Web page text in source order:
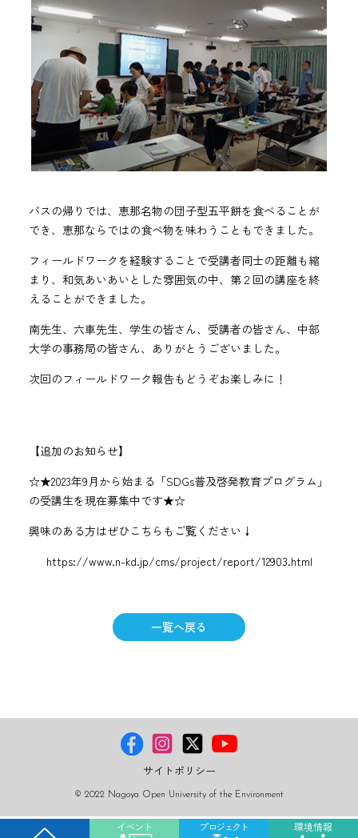
バスの帰りでは、恵那名物の団子型五平餅を食べることが
でき、恵那ならではの食べ物を味わうこともできました。
フィールドワークを経験することで受講者同士の距離も縮
まり、和気あいあいとした雰囲気の中、第２回の講座を終
えることができました。
南先生、六車先生、学生の皆さん、受講者の皆さん、中部
大学の事務局の皆さん、ありがとうございました。
次回のフィールドワーク報告もどうぞお楽しみに！
【追加のお知らせ】
☆★2023年9月から始まる「SDGs普及啓発教育プログラム」
の受講生を現在募集中です★☆
興味のある方はぜひこちらもご覧ください↓
https://www.n-kd.jp/cms/project/report/12903.html
一覧へ戻る
イベント プロジェクト 環境情報
サイトポリシー
© 2022 Nagoya Open University of the Environment